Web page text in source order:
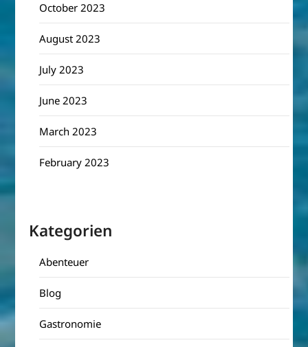
October 2023
August 2023
July 2023
June 2023
March 2023
February 2023
Kategorien
Abenteuer
Blog
Gastronomie